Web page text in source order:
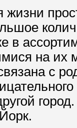
в
на их
с